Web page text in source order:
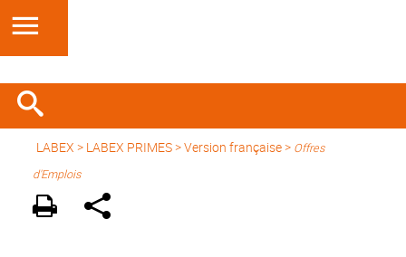
LABEX > LABEX PRIMES>Version française> Offres
d'Emplois